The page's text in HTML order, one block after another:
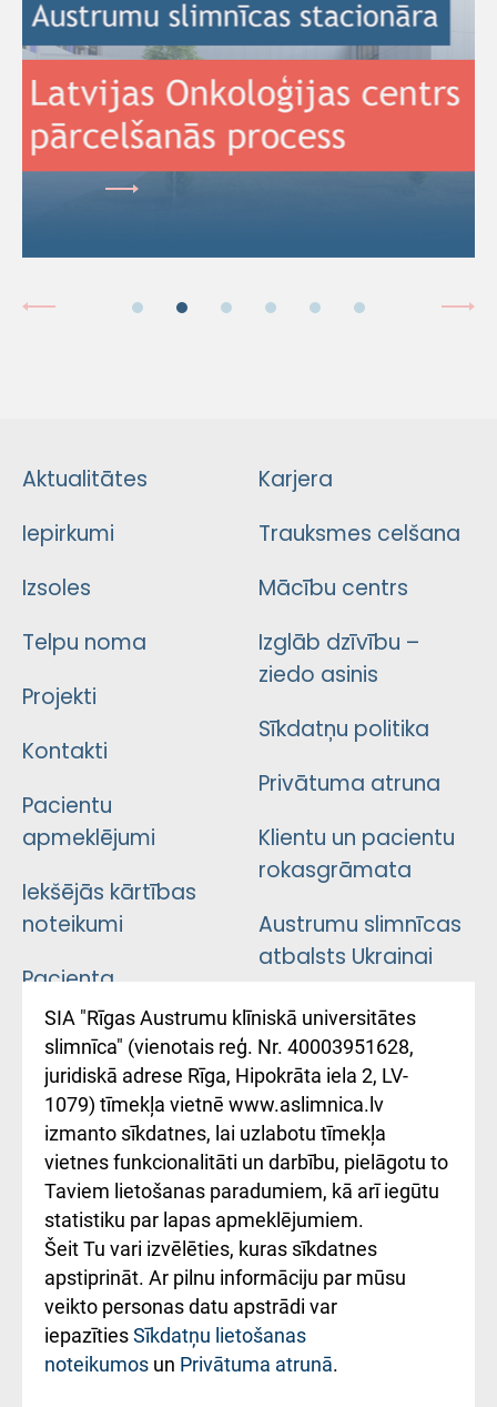
Aktualitātes
Iepirkumi
Izsoles
Telpu noma
Projekti
Kontakti
Pacientu
apmeklējumi
Iekšējās kārtības
noteikumi
Pacienta
atsauksmju/sūdzību
iesniegšanas
kārtība
Kā pie mums nokļūt
Rēķinu apmaksas
ceļvedis
Rekvizīti un
ārstniecības
iestādes kods
010000234
Karjera
Trauksmes celšana
Mācību centrs
Izglāb dzīvību –
ziedo asinis
Sīkdatņu politika
Privātuma atruna
Klientu un pacientu
rokasgrāmata
Austrumu slimnīcas
atbalsts Ukrainai
Підтримка Східної
лікарні та співпраця з
Україною
SIA "Rīgas Austrumu klīniskā universitātes
slimnīca" (vienotais reģ. Nr. 40003951628,
juridiskā adrese Rīga, Hipokrāta iela 2, LV-
1079) tīmekļa vietnē www.aslimnica.lv
izmanto sīkdatnes, lai uzlabotu tīmekļa
vietnes funkcionalitāti un darbību, pielāgotu to
Taviem lietošanas paradumiem, kā arī iegūtu
statistiku par lapas apmeklējumiem.
Šeit Tu vari izvēlēties, kuras sīkdatnes
apstiprināt. Ar pilnu informāciju par mūsu
veikto personas datu apstrādi var
iepazītiesSīkdatņu lietošanas
noteikumos un Privātuma atrunā.